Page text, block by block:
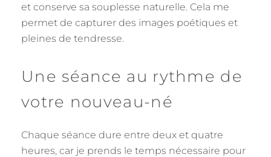
et conserve sa souplesse naturelle. Cela me
permet de capturer des images poétiques et
pleines de tendresse.
Une séance au rythme de
votre nouveau-né
Chaque séance dure entre deux et quatre
heures, car je prends le temps nécessaire pour